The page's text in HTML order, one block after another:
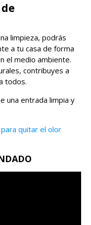
limpieza, podrás
a tu casa de forma
el medio ambiente.
contribuyes a
todos.
una entrada limpia y
quitar el olor